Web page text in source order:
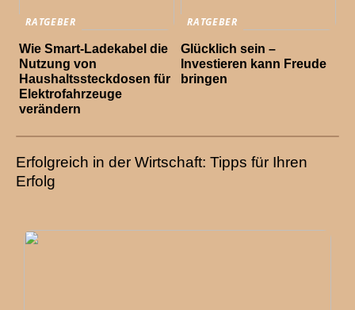
RATGEBER
Wie Smart-Ladekabel die
Nutzung von
Haushaltssteckdosen für
Elektrofahrzeuge
verändern
RATGEBER
Glücklich sein –
Investieren kann Freude
bringen
Erfolgreich in der Wirtschaft: Tipps für Ihren
Erfolg